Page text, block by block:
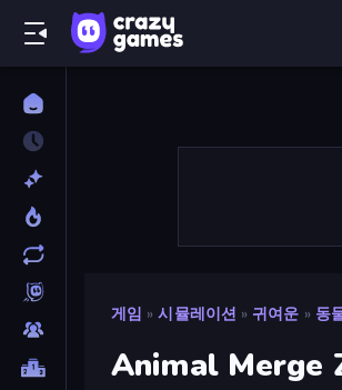
게임 » 시뮬레이션 » 귀여운 » 동
Animal Merge